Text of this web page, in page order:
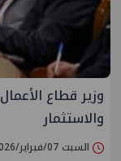
وزير قطاع
والاستثمار
السبت 07/فبراير/2026 - 01:56 م